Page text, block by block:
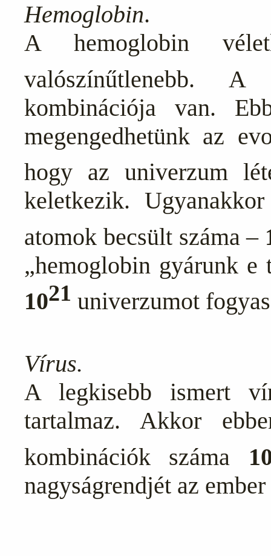
Hemoglobin.
A hemoglobin
valószínűtlenebb.
kombinációja van.
megengedhetünk az
hogy az univerzum
keletkezik.
atomok becsült száma –
„hemoglobin gyárunk e
1021 univerzumot
Vírus.
A legkisebb ismert
tartalmaz. Akkor
kombinációk száma
nagyságrendjét az